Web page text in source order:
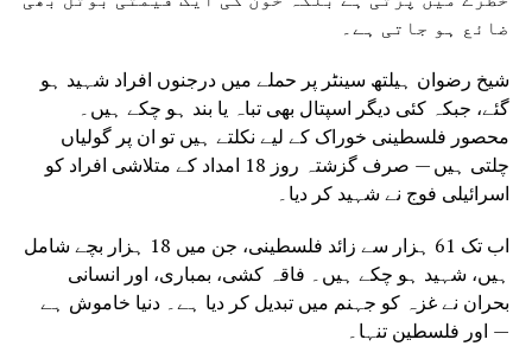
ضائع ہو جاتی ہے۔
شیخ رضوان ہیلتھ سینٹر پر حملے میں درجنوں افراد شہید ہو
گئے، جبکہ کئی دیگر اسپتال بھی تباہ یا بند ہو چکے ہیں۔
محصور فلسطینی خوراک کے لیے نکلتے ہیں تو ان پر گولیاں
چلتی ہیں — صرف گزشتہ روز 18 امداد کے متلاشی افراد کو
اسرائیلی فوج نے شہید کر دیا۔
اب تک 61 ہزار سے زائد فلسطینی، جن میں 18 ہزار بچے شامل
ہیں، شہید ہو چکے ہیں۔ فاقہ کشی، بمباری، اور انسانی
بحران نے غزہ کو جہنم میں تبدیل کر دیا ہے۔ دنیا خاموش ہے
— اور فلسطین تنہا۔